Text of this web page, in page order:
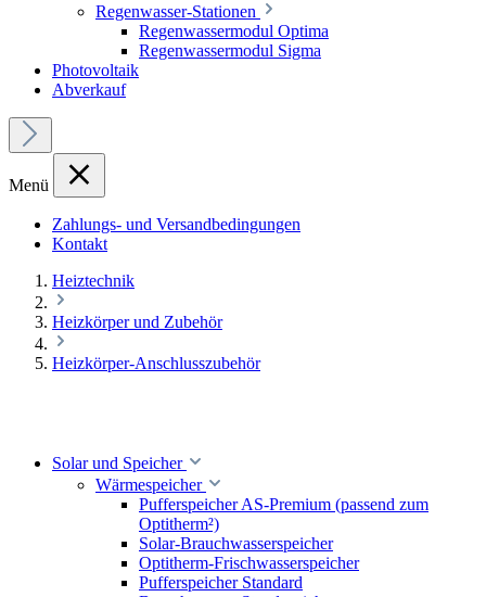
Regenwasser-Stationen
Regenwassermodul Optima
Regenwassermodul Sigma
Photovoltaik
Abverkauf
Menü
Zahlungs- und Versandbedingungen
Kontakt
Heiztechnik
Heizkörper und Zubehör
Heizkörper-Anschlusszubehör
Solar und Speicher
Wärmespeicher
Pufferspeicher AS-Premium (passend zum
Optitherm²)
Solar-Brauchwasserspeicher
Optitherm-Frischwasserspeicher
Pufferspeicher Standard